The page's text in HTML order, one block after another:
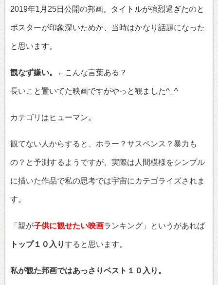
2019年1月25日公開の邦画。タイトルが強烈過ぎたのと
ポスターが印象深いためか、当時はかなり話題になった
と思います。
観なず嫌い。 ←こんな言葉ある？
長いこと置いてた映画ですがやっと観ました^_^
カテゴリはヒューマン。
観てない人からすると、ホラー？サスペンス？暴力も
の？と予測するようですが、実際は人間模様をシンプル
に描いた作品で私の思考では宇宙にカテゴライズされま
す。
「親が子供に観せたい映画ランキング」というがあれば
トップ１０入りすると思います。
私が観た邦画ではあっさりベスト１０入り。